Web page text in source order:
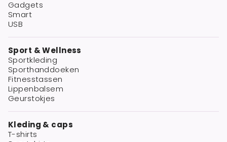
Gadgets
Smart
USB
Sport & Wellness
Sportkleding
Sporthanddoeken
Fitnesstassen
Lippenbalsem
Geurstokjes
Kleding & caps
T-shirts